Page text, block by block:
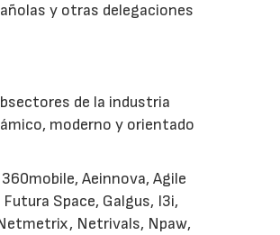
y otras delegaciones
de la industria
moderno y orientado
Aeinnova, Agile
Space, Galgus, I3i,
Netrivals, Npaw,